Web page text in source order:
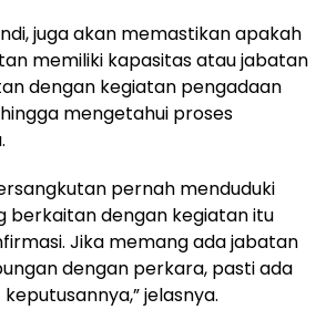
juga akan memastikan apakah
memiliki kapasitas atau jabatan
dengan kegiatan pengadaan
mengetahui proses
pernah menduduki
berkaitan dengan kegiatan itu
Jika memang ada jabatan
dengan perkara, pasti ada
jelasnya.